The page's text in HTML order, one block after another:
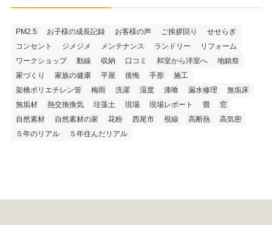
PM2.5 お子様の成長記録 お客様の声 ご挨拶回り
せせらぎ
コンセント
ジメジメ メンテナンス ランドリー
リフォーム
ワークショップ
動線 収納 口コミ 和室から洋室へ
地鎮祭
家づくり
家族の健康 平屋 後悔 手形
施工
架橋ポリエチレン管
梅雨 洗濯 湿度 漆喰 漏水修理
無垢床
無垢材
熱交換換気 珪藻土 現場 現場レポート 畳
窓
自然素材
自然素材の家 花粉 西尾市 視線 高断熱
高気密
５年のリアル
５年住んだリアル